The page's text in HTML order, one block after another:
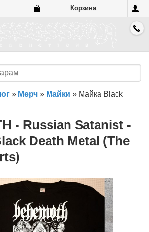
Корзина
» Мерч » Майки » Майка Black
- Russian Satanist -
Death Metal (The